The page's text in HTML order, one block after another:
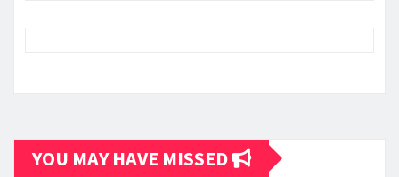
YOU MAY HAVE MISSED